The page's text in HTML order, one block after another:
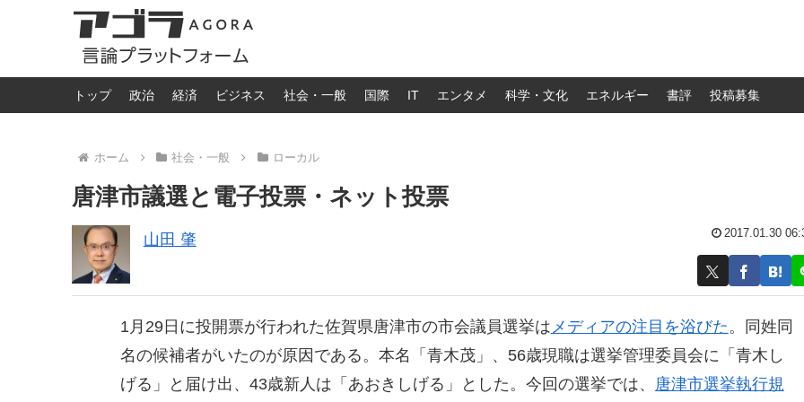
トップ 政治 経済 ビジネス 社会・一般 国際 IT エンタメ 科学・文化 エネルギー 書評 投稿募集
ホーム 社会・一般 ローカル
唐津市議選と電子投票・ネット投票
山田 肇 2017.01.30
1月29日に投開票が行われた佐賀県唐津市の市会議員選挙は メディアの注目を浴びた 。同姓同
名の候補者がいたのが原因である。本名「青木茂」、56歳現職は選挙管理委員会に「青木し
げる」と届け出、43歳新人は「あおきしげる」とした。今回の選挙では、
唐津市選挙執行規